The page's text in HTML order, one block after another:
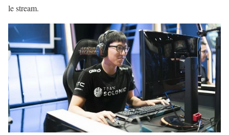
le stream.